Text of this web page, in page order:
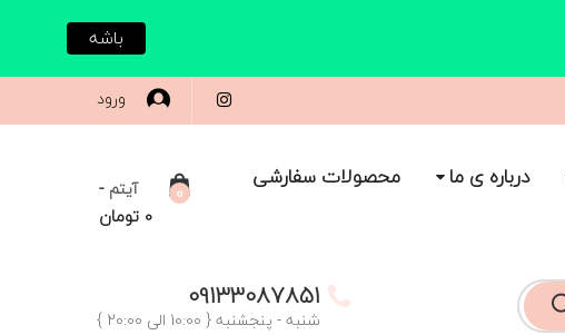
ورود
درباره ی ما
محصولات سفارشی
0 آیتم -
0 تومان
09133087851
شنبه - پنجشنبه { 10:00 الی 20:00 }
باشه